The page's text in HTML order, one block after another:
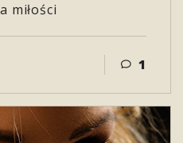
miłości
1